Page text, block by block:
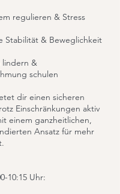
regulieren & Stress
Stabilität & Beweglichkeit
lindern &
schulen
dir einen sicheren
Einschränkungen aktiv
einem ganzheitlichen,
Ansatz für mehr
10:15 Uhr: